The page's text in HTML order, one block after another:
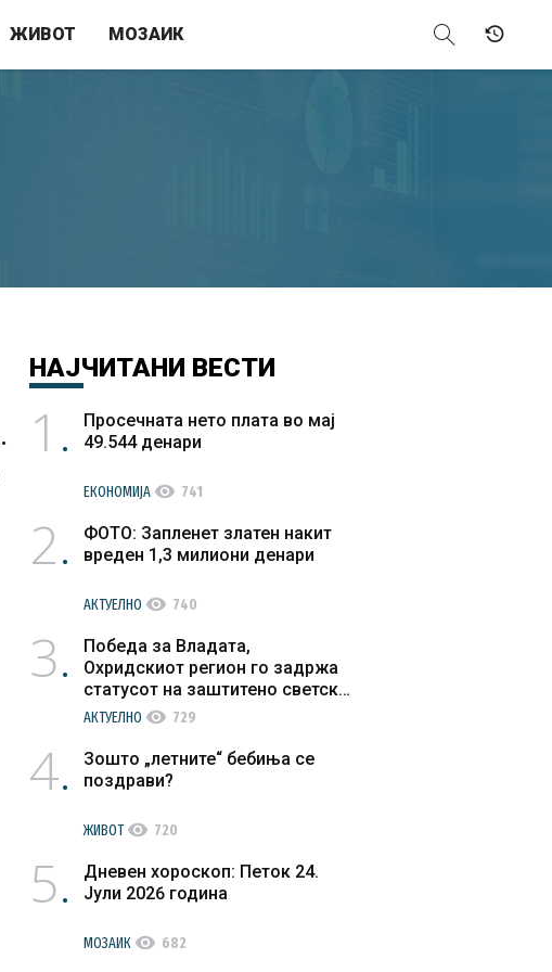
ЖИВОТ МОЗАИК
НАЈЧИТАНИ ВЕСТИ
1
Просечната нето плата во мај
49.544 денари
ЕКОНОМИЈА visibility 741
2
ФОТО: Запленет златен накит
вреден 1,3 милиони денари
АКТУЕЛНО visibility 740
3
Победа за Владата,
Охридскиот регион го задржа
статусот на заштитено светско
културно наследство
АКТУЕЛНО visibility 729
4
Зошто „летните“ бебиња се
поздрави?
ЖИВОТvisibility 720
5
Дневен хороскоп: Петок 24.
Јули 2026 година
МОЗАИК visibility 682